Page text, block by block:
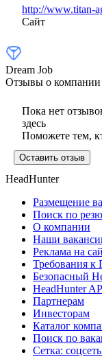
http://www.titan-
Сайт
Dream Job
Отзывы о компании
Пока нет
здесь
Поможете тем,
Оставить отзыв
HeadHunter
Размещение
Поиск по
О компании
Наши
Реклама на
Требования к
Безопасный
HeadHunter
Партнерам
Инвесторам
Каталог
Поиск по
Сетка: